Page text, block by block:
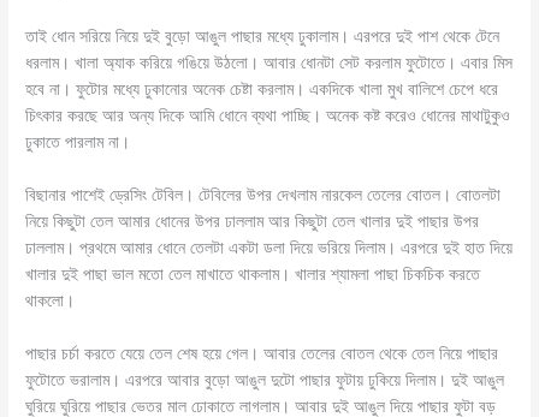
তাই ধোন সরিয়ে নিয়ে দুই বুড়ো আঙুল পাছার মধ্যে ঢুকালাম। এরপরে দুই পাশ থেকে টেনে
ধরলাম। খালা অ্যাক করিয়ে গঙিয়ে উঠলো। আবার ধোনটা সেট করলাম ফুটোতে। এবার মিস
হবে না। ফুটোর মধ্যে ঢুকানোর অনেক চেষ্টা করলাম। একদিকে খালা মুখ বালিশে চেপে ধরে
চিৎকার করছে আর অন্য দিকে আমি ধোনে ব্যথা পাচ্ছি। অনেক কষ্ট করেও ধোনের মাথাটুকুও
ঢুকাতে পারলাম না।
বিছানার পাশেই ড্রেসিং টেবিল। টেবিলের উপর দেখলাম নারকেল তেলের বোতল। বোতলটা
নিয়ে কিছুটা তেল আমার ধোনের উপর ঢাললাম আর কিছুটা তেল খালার দুই পাছার উপর
ঢাললাম। প্রথমে আমার ধোনে তেলটা একটা ডলা দিয়ে ভরিয়ে দিলাম। এরপরে দুই হাত দিয়ে
খালার দুই পাছা ভাল মতো তেল মাখাতে থাকলাম। খালার শ্যামলা পাছা চিকচিক করতে
থাকলো।
পাছার চর্চা করতে যেয়ে তেল শেষ হয়ে গেল। আবার তেলের বোতল থেকে তেল নিয়ে পাছার
ফুটোতে ভরালাম। এরপরে আবার বুড়ো আঙুল দুটো পাছার ফুটায় ঢুকিয়ে দিলাম। দুই আঙুল
ঘুরিয়ে ঘুরিয়ে পাছার ভেতর মাল ঢোকাতে লাগলাম। আবার দুই আঙুল দিয়ে পাছার ফুটা বড়